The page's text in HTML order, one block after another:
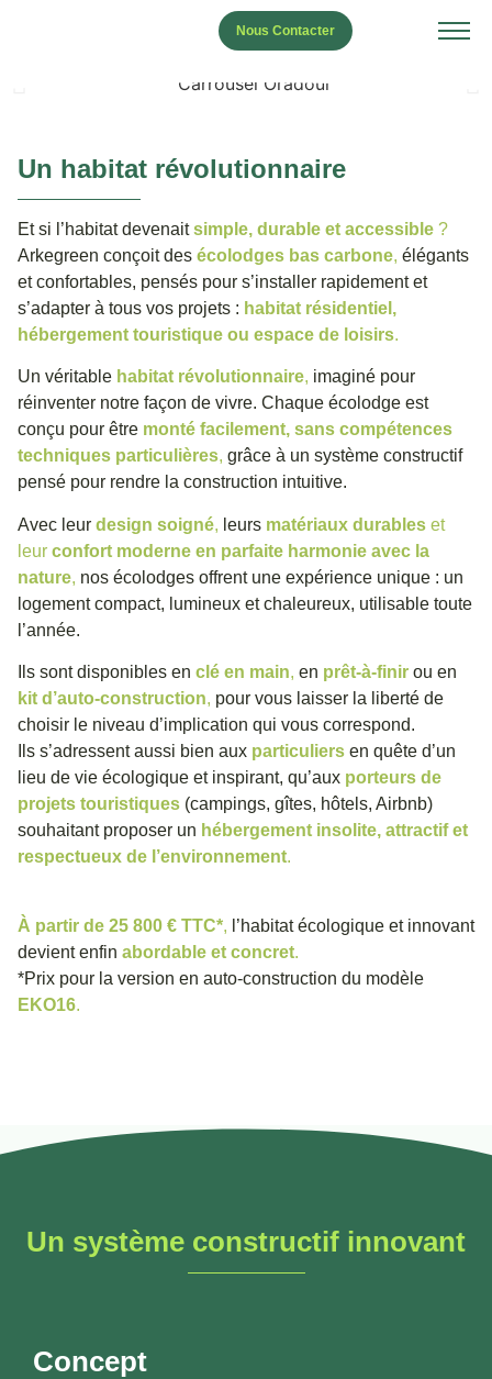
Nous Contacter
Un habitat révolutionnaire
Et si l’habitat devenaitsimple, durable et accessible ?
Arkegreen conçoit des écolodges bas carbone, élégants
et confortables, pensés pour s’installer rapidement et
s’adapter à tous vos projets : habitat résidentiel,
hébergement touristique ou espace de loisirs.
Un véritable habitat révolutionnaire, imaginé pour
réinventer notre façon de vivre. Chaque écolodge est
conçu pour être monté facilement, sans compétences
techniques particulières, grâce à un système constructif
pensé pour rendre la construction intuitive.
Avec leur design soigné, leurs matériaux durables et
leur confort moderne en parfaite harmonie avec la
nature, nos écolodges offrent une expérience unique : un
logement compact, lumineux et chaleureux, utilisable toute
l’année.
Ils sont disponibles en clé en main, en prêt-à-finir ou en
kit d’auto-construction, pour vous laisser la liberté de
choisir le niveau d’implication qui vous correspond.
Ils s’adressent aussi bien aux particuliers en quête d’un
lieu de vie écologique et inspirant, qu’aux porteurs de
projets touristiques (campings, gîtes, hôtels, Airbnb)
souhaitant proposer un hébergement insolite, attractif et
respectueux de l’environnement.
À partir de 25 800 € TTC*, l’habitat écologique et innovant
devient enfin abordable et concret.
*Prix pour la version en auto-construction du modèle
EKO16.
Un système constructif innovant
Concept